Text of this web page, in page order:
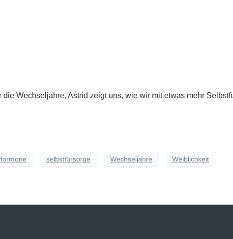
die Wechseljahre, Astrid zeigt uns, wie wir mit etwas mehr
selbstfürsorge Wechseljahre Weiblichkeit